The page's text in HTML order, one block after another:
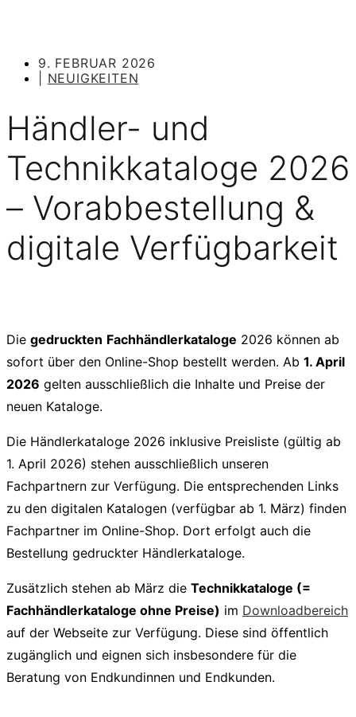
9. FEBRUAR 2026
NEUIGKEITEN
Händler- und
Technikkataloge 2026
– Vorabbestellung &
digitale Verfügbarkeit
Die gedruckten Fachhändlerkataloge 2026 können ab
sofort über den Online-Shop bestellt werden. Ab 1. April
2026 gelten ausschließlich die Inhalte und Preise der
neuen Kataloge.
Die Händlerkataloge 2026 inklusive Preisliste (gültig ab
1. April 2026) stehen ausschließlich unseren
Fachpartnern zur Verfügung. Die entsprechenden Links
zu den digitalen Katalogen (verfügbar ab 1. März) finden
Fachpartner im Online-Shop. Dort erfolgt auch die
Bestellung gedruckter Händlerkataloge.
Zusätzlich stehen ab März die Technikkataloge (=
Fachhändlerkataloge ohne Preise) im Downloadbereich
auf der Webseite zur Verfügung. Diese sind öffentlich
zugänglich und eignen sich insbesondere für die
Beratung von Endkundinnen und Endkunden.